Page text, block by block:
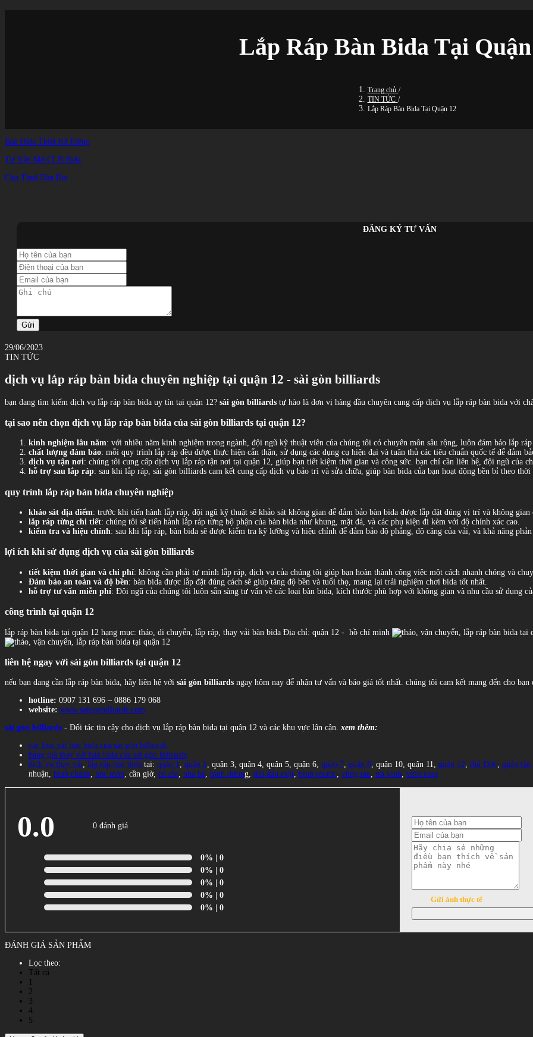
Lắp Ráp Bàn Bida Tại
Trang chủ /
TIN TỨC /
Lắp Ráp Bàn Bida Tại Quận 12
Bàn Bida Thiết Kế Riêng
Tư Vấn Mở CLB Bida
Cho Thuê Bàn Bia
ĐĂNG KÝ TƯ VẤN
Gửi
29/06/2023
TIN TỨC
dịch vụ lắp ráp bàn bida chuyên nghiệp tại quận 12 - sài gòn billiards
bạn đang tìm kiếm dịch vụ lắp ráp bàn bida uy tín tại quận 12? sài gòn billiards tự hào là đơn vị hàng đầu chuyên cung cấp dịch vụ lắp ráp bàn bida với
tại sao nên chọn dịch vụ lắp ráp bàn bida của sài gòn billiards tại quận 12?
kinh nghiệm lâu năm: với nhiều năm kinh nghiệm trong ngành, đội ngũ kỹ thuật viên của chúng tôi có chuyên môn sâu rộng, luôn đảm bảo lắp
chất lượng đảm bảo: mỗi quy trình lắp ráp đều được thực hiện cẩn thận, sử dụng các dụng cụ hiện đại và tuân thủ các tiêu chuẩn quốc tế để đảm
dịch vụ tận nơi: chúng tôi cung cấp dịch vụ lắp ráp tận nơi tại quận 12, giúp bạn tiết kiệm thời gian và công sức. bạn chỉ cần liên hệ, đội ngũ của
hỗ trợ sau lắp ráp: sau khi lắp ráp, sài gòn billiards cam kết cung cấp dịch vụ bảo trì và sửa chữa, giúp bàn bida của bạn hoạt động bền bỉ theo thời
quy trình lắp ráp bàn bida chuyên nghiệp
khảo sát địa điểm: trước khi tiến hành lắp ráp, đội ngũ kỹ thuật sẽ khảo sát không gian để đảm bảo bàn bida được lắp đặt đúng vị trí và không
lắp ráp từng chi tiết: chúng tôi sẽ tiến hành lắp ráp từng bộ phận của bàn bida như khung, mặt đá, và các phụ kiện đi kèm với độ chính xác cao.
kiểm tra và hiệu chỉnh: sau khi lắp ráp, bàn bida sẽ được kiểm tra kỹ lưỡng và hiệu chỉnh để đảm bảo độ phẳng, độ căng của vải, và khả năng
lợi ích khi sử dụng dịch vụ của sài gòn billiards
tiết kiệm thời gian và chi phí: không cần phải tự mình lắp ráp, dịch vụ của chúng tôi giúp bạn hoàn thành công việc một cách nhanh chóng và
Đảm bảo an toàn và độ bền: bàn bida được lắp đặt đúng cách sẽ giúp tăng độ bền và tuổi thọ, mang lại trải nghiệm chơi bida tốt nhất.
hỗ trợ tư vấn miễn phí: Đội ngũ của chúng tôi luôn sẵn sàng tư vấn về các loại bàn bida, kích thước phù hợp với không gian và nhu cầu sử dụng
công trình tại quận 12
lắp ráp bàn bida tại quận 12 hạng mục: tháo, di chuyển, lắp ráp, thay vải bàn bida Địa chỉ: quận 12 - hồ chí minh
liên hệ ngay với sài gòn billiards tại quận 12
nếu bạn đang cần lắp ráp bàn bida, hãy liên hệ với sài gòn billiards ngay hôm nay để nhận tư vấn và báo giá tốt nhất. chúng tôi cam kết mang đến cho
hotline: 0907 131 696 – 0886 179 068
website: www.saigonbilliards.com
sài gòn billiards - Đối tác tin cậy cho dịch vụ lắp ráp bàn bida tại quận 12 và các khu vực lân cận. xem thêm:
các loại vải bàn bida của sài gòn billiards
bảng giá thay vải bàn bida của sài gòn billiards
dịch vụ thay vải, lắp ráp bàn bida tại: quận 1, quận 2, quận 3, quận 4, quận 5, quận 6, quận 7, quận 8, quận 10, quận 11, quận 12, thủ Đức, quận
nhuận, bình chánh, hóc môn, cần giờ, củ chi, nhà bè, bình dương, thủ dầu một, bình phước, vũng tàu, trà vinh, vĩnh long
0.0 0 đánh giá
0% | 0
0% | 0
0% | 0
0% | 0
0% | 0
Gửi ảnh thực tế
ĐÁNH GIÁ SẢN PHẨM
Lọc theo:
Tất cả
2
3
4
5